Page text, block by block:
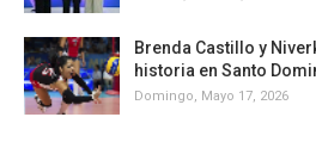
Brenda Castillo y
historia en Santo
Domingo, Mayo 17, 2026